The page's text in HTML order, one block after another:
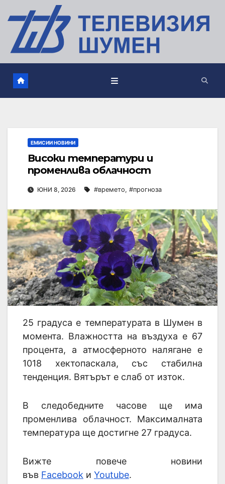
ЕМИСИИ НОВИНИ
Високи температури и
променлива облачност
ЮНИ 8, 2026 #времето, #прогноза
25 градусa е температурата в Шумен в
момента. Влажността на въздуха е 67
процента, а атмосферното налягане е
1018 хектопаскала, със стабилна
тенденция. Вятърът е слаб от изток.
В следобедните часове ще има
променлива облачност. Максималната
температура ще достигне 27 градусa.
Вижте повече новини
във Facebook и Youtube.